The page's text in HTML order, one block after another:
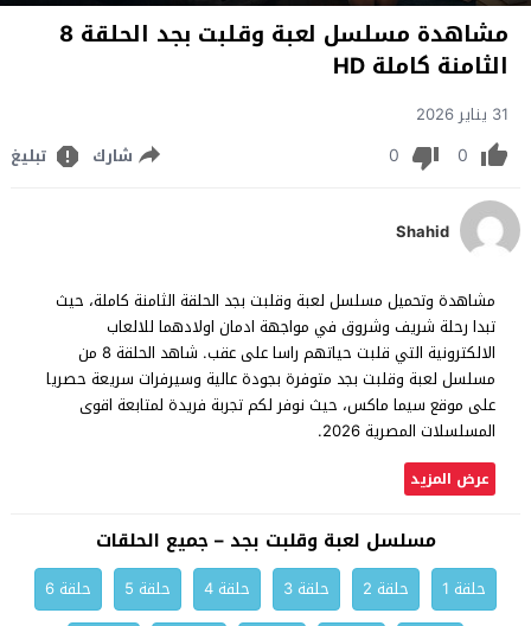
مشاهدة مسلسل لعبة وقلبت بجد الحلقة 8
الثامنة كاملة HD
31 يناير 2026
0
0 شارك تبليغ
Shahid
مشاهدة وتحميل مسلسل لعبة وقلبت بجد الحلقة الثامنة كاملة، حيث
تبدا رحلة شريف وشروق في مواجهة ادمان اولادهما للالعاب
الالكترونية التي قلبت حياتهم راسا على عقب. شاهد الحلقة 8 من
مسلسل لعبة وقلبت بجد متوفرة بجودة عالية وسيرفرات سريعة حصريا
على موقع سيما ماكس، حيث نوفر لكم تجربة فريدة لمتابعة اقوى
المسلسلات المصرية 2026.
عرض المزيد
مسلسل لعبة وقلبت بجد – جميع الحلقات
حلقة 1 حلقة 2 حلقة 3 حلقة 4 حلقة 5
حلقة 6